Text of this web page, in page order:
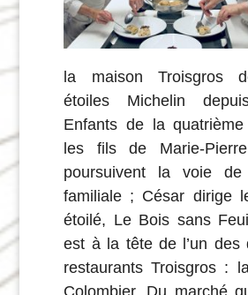
la maison Troisgros
étoiles Michelin
Enfants de la quatrième
les fils de Marie-
poursuivent la voie de
familiale ; César dirige
étoilé, Le Bois sans
est à la tête de l’un des
restaurants Troisgros :